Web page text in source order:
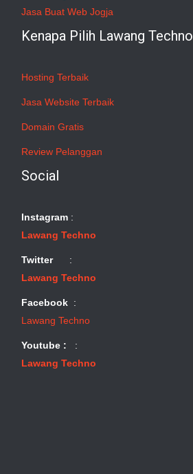
Jasa Buat Web Jogja
Kenapa Pilih Lawang Techno
Hosting Terbaik
Jasa Website Terbaik
Domain Gratis
Review Pelanggan
Social
Instagram:
Lawang Techno
Twitter:
Lawang Techno
Facebook:
Lawang Techno
Youtube :
:
Lawang Techno